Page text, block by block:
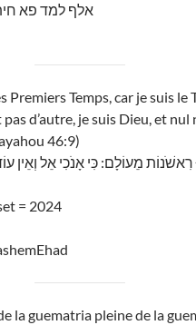
אלף למד פא
Premiers Temps, car je suis le
pas d’autre, je suis Dieu, et nul
46:9)
רִאשֹׁנוֹת מֵעוֹלָם: כִּי אָנֹכִי אֵל וְאֵין
= 2024
la guematria pleine de la